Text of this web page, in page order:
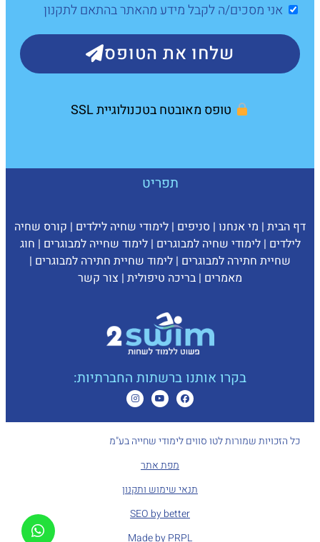
אני מסכים/ה לקבל מידע מהאתר בהתאם לתקנון
שלחו את הטופס
טופס מאובטח בטכנולוגיית SSL
תפריט
דף הבית | מי אנחנו | סניפים | לימודי שחיה לילדים | קורס שחיה
לילדים |לימודי שחיה למבוגרים |לימוד שחייה למבוגרים | חוג
שחיית חתירה למבוגרים | לימוד שחיית חתירה למבוגרים |
מאמרים | בריכה טיפולית | צור קשר
בקרו אותנו ברשתות החברתיות:
כל הזכויות שמורות לטו סווים לימודי שחייה בע"מ
מפת אתר
תנאי שימוש ותקנון
SEO by better
Made by PRPL